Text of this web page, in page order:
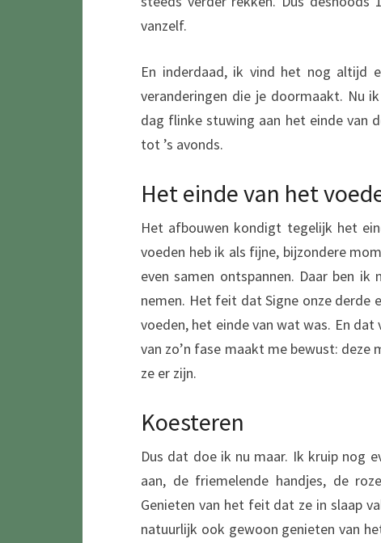
vanzelf.
En inderdaad, ik vind het nog altijd
veranderingen die je doormaakt. Nu
dag flinke stuwing aan het einde van
tot ’s avonds.
Het einde van het
Het afbouwen kondigt tegelijk het
voeden heb ik als fijne, bijzondere
even samen ontspannen. Daar ben
nemen. Het feit dat Signe onze
voeden, het einde van wat was. En
van zo’n fase maakt me bewust:
ze er zijn.
Koesteren
Dus dat doe ik nu maar. Ik kruip nog
aan, de friemelende handjes, de
Genieten van het feit dat ze in slaap
natuurlijk ook gewoon genieten van